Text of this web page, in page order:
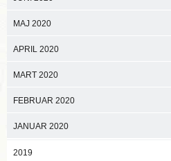
MAJ 2020
APRIL 2020
MART 2020
FEBRUAR 2020
JANUAR 2020
2019